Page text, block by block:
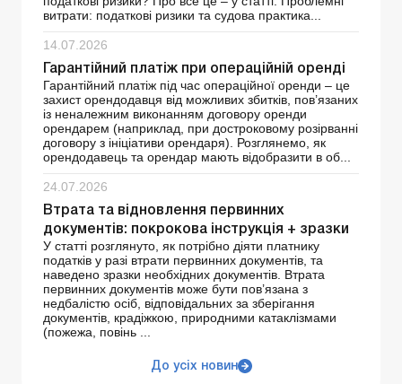
витрати: податкові ризики та судова практика...
14.07.2026
Гарантійний платіж при операційній оренді
Гарантійний платіж під час операційної оренди – це
захист орендодавця від можливих збитків, пов’язаних
із неналежним виконанням договору оренди
орендарем (наприклад, при достроковому розірванні
договору з ініціативи орендаря). Розглянемо, як
орендодавець та орендар мають відобразити в об...
24.07.2026
Втрата та відновлення первинних
документів: покрокова інструкція + зразки
У статті розглянуто, як потрібно діяти платнику
податків у разі втрати первинних документів, та
наведено зразки необхідних документів. Втрата
первинних документів може бути пов’язана з
недбалістю осіб, відповідальних за зберігання
документів, крадіжкою, природними катаклізмами
(пожежа, повінь ...
До усіх новин